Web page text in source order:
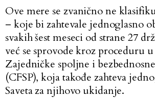
Ove mere se zvanično ne
– koje bi zahtevale jednoglasno
svakih šest meseci od strane 27
već se sprovode kroz proceduru
Zajedničke spoljne i
(CFSP), koja takođe zahteva
Saveta za njihovo ukidanje.